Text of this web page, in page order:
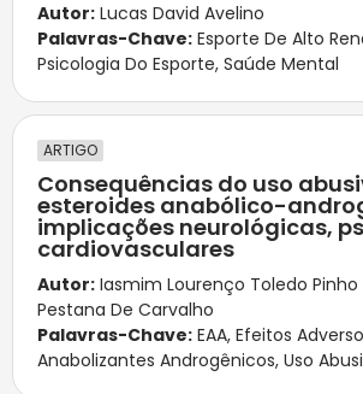
Autor: Lucas David Avelino
Palavras-Chave: Esporte De Alto
Psicologia Do Esporte, Saúde Mental
ARTIGO
Consequências do uso
esteroides anabólico-
implicações neurológicas,
cardiovasculares
Autor: Iasmim Lourenço Toledo Pinho
Pestana De Carvalho
Palavras-Chave: EAA, Efeitos
Anabolizantes Androgênicos, Uso